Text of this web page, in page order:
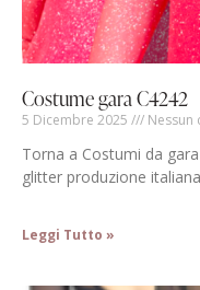
Costume gara C4242
5 Dicembre 2025 Nessun
Torna a Costumi da
glitter produzione
Leggi Tutto »